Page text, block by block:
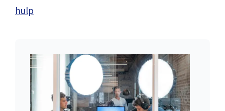
hulp